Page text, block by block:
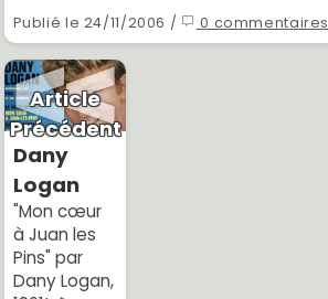
Publié le 24/11/2006 / 0 commentaires
Article
Précédent
Dany
Logan
"Mon cœur
à Juan les
Pins" par
Dany Logan,